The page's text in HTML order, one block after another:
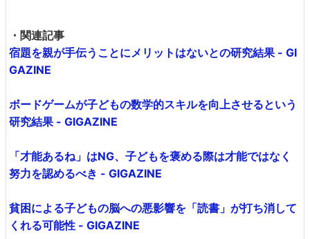
・関連記事
宿題を親が手伝うことにメリットはないとの研究結果 - GI
GAZINE
ボードゲームが子どもの数学的スキルを向上させるという
研究結果 - GIGAZINE
「才能あるね」はNG、子どもを褒める際は才能ではなく
努力を認めるべき - GIGAZINE
貧困による子どもの脳への悪影響を「読書」が打ち消して
くれる可能性 - GIGAZINE